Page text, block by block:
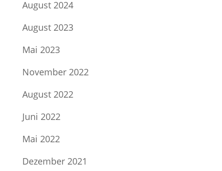
August 2024
August 2023
Mai 2023
November 2022
August 2022
Juni 2022
Mai 2022
Dezember 2021